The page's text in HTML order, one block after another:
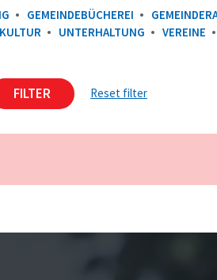
GEMEINDEBÜCHEREI
KULTUR UNTERHALTUNG VEREINE
FILTER Reset filter